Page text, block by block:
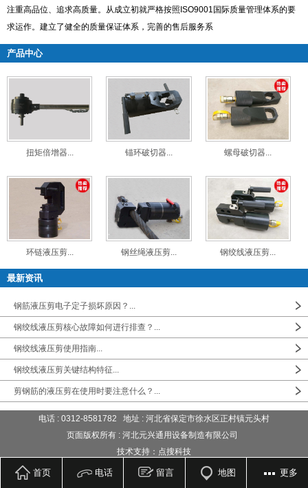
注重高品位、追求高质量。从成立初就严格按照ISO9001国际质量管理体系的要
求运作。建立了健全的质量保证体系，完善的售后服务系
产品中心
扭矩倍增器... 锚环破切器... 螺母破切器...
环链液压剪... 钢丝绳液压剪... 钢绞线液压剪...
最新资讯
钢筋液压剪电子定子损坏原因？...
钢绞线液压剪核心故障如何进行排查？...
钢绞线液压剪使用指南...
钢绞线液压剪关键结构特征...
剪钢筋的液压剪在使用时要注意什么？...
电话 : 0312-8581782 地址 : 河北省保定市徐水区正村镇元头村
页面版权所有 : 河北元兴通用设备制造有限公司
技术支持：点搜科技
首页 电话 留言 地图 更多